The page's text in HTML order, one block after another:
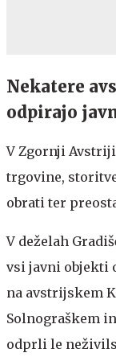
Nekatere
odpirajo
V Zgornji
trgovine,
obrati ter
V deželah
vsi javni objekti
na avstrijskem
Solnograškem
odprli le